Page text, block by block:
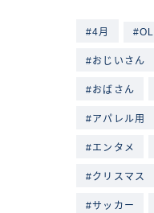
4月 OL
おじいさん
おばさん
アパレル用
エンタメ
クリスマス
サッカー